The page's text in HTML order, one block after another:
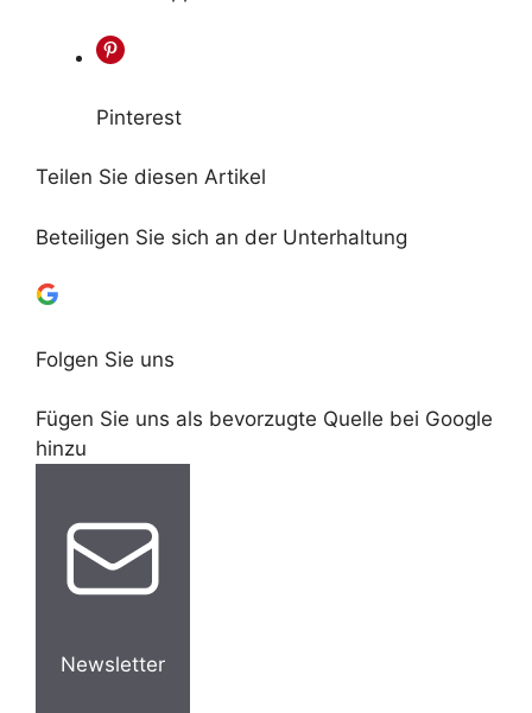
Pinterest
Teilen Sie diesen Artikel
Beteiligen Sie sich an der Unterhaltung
Folgen Sie uns
Fügen Sie uns als bevorzugte Quelle bei Google
hinzu
Newsletter